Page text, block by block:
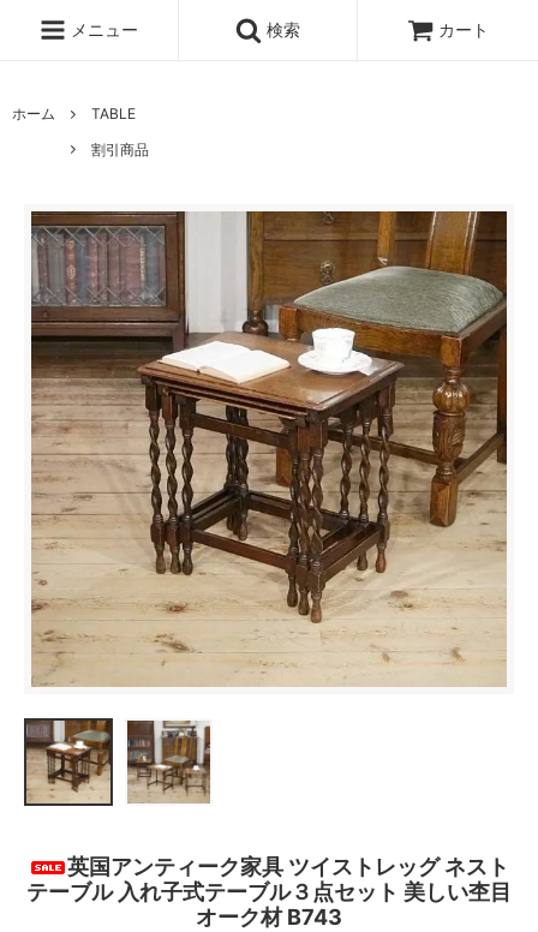
メニュー 検索 カート
ホーム
TABLE
割引商品
英国アンティーク家具 ツイストレッグ ネスト
テーブル 入れ子式テーブル３点セット 美しい杢目
オーク材 B743